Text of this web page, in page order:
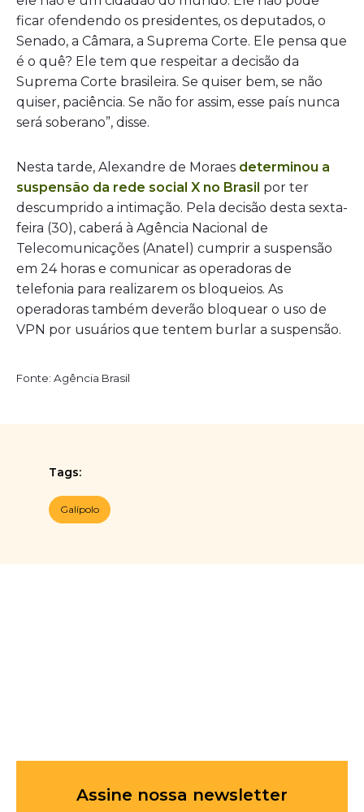
ficar ofendendo os presidentes, os deputados, o
Senado, a Câmara, a Suprema Corte. Ele pensa que
é o quê? Ele tem que respeitar a decisão da
Suprema Corte brasileira. Se quiser bem, se não
quiser, paciência. Se não for assim, esse país nunca
será soberano”, disse.
Nesta tarde, Alexandre de Moraes determinou a
suspensão da rede social X no Brasil por ter
descumprido a intimação. Pela decisão desta sexta-
feira (30), caberá à Agência Nacional de
Telecomunicações (Anatel) cumprir a suspensão
em 24 horas e comunicar as operadoras de
telefonia para realizarem os bloqueios. As
operadoras também deverão bloquear o uso de
VPN por usuários que tentem burlar a suspensão.
Fonte: Agência Brasil
Tags:
Galípolo
Assine nossa newsletter